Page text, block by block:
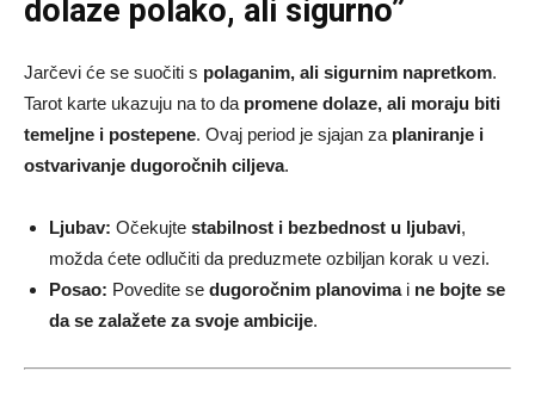
dolaze polako, ali sigurno”
Jarčevi će se suočiti s polaganim, ali sigurnim napretkom.
Tarot karte ukazuju na to da promene dolaze, ali moraju biti
temeljne i postepene. Ovaj period je sjajan za planiranje i
ostvarivanje dugoročnih ciljeva.
Ljubav: Očekujte stabilnost i bezbednost u ljubavi,
možda ćete odlučiti da preduzmete ozbiljan korak u vezi.
Posao: Povedite se dugoročnim planovimai ne bojte se
da se zalažete za svoje ambicije.